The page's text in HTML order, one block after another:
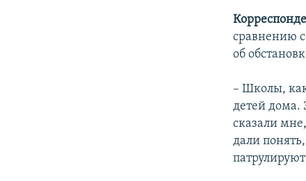
сравнению
об
– Школы,
детей дома.
сказали
дали